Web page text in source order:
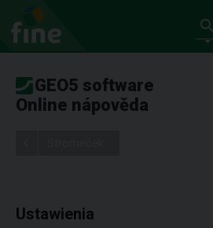
GEO5 software
Online nápověda
Ustawienia